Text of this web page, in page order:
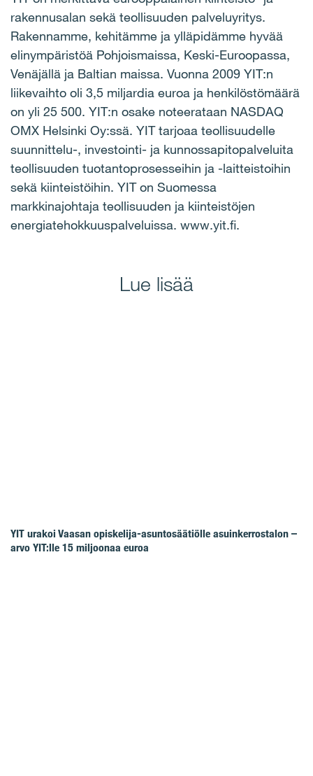
rakennusalan sekä teollisuuden palveluyritys.
Rakennamme, kehitämme ja ylläpidämme hyvää
elinympäristöä Pohjoismaissa, Keski-Euroopassa,
Venäjällä ja Baltian maissa. Vuonna 2009 YIT:n
liikevaihto oli 3,5 miljardia euroa ja henkilöstömäärä
on yli 25 500. YIT:n osake noteerataan NASDAQ
OMX Helsinki Oy:ssä. YIT tarjoaa teollisuudelle
suunnittelu-, investointi- ja kunnossapitopalveluita
teollisuuden tuotantoprosesseihin ja -laitteistoihin
sekä kiinteistöihin. YIT on Suomessa
markkinajohtaja teollisuuden ja kiinteistöjen
energiatehokkuuspalveluissa. www.yit.fi.
Lue lisää
YIT urakoi Vaasan opiskelija-asuntosäätiölle asuinkerrostalon –
arvo YIT:lle 15 miljoonaa euroa